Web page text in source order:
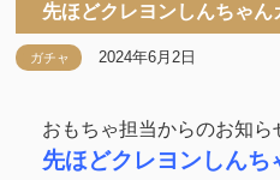
先ほどクレヨンしんちゃん
ガチャ 2024年6月2日
おもちゃ担当からのお知ら
先ほどクレヨンしんち